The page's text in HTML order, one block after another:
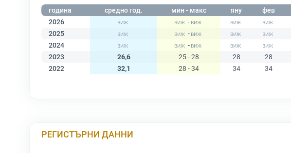
година средно год. мин - макс яну фев
2026
-
2025
-
2024
-
2023
26,6 25 - 28 28 28
2022
32,1 28 - 34 34 34
РЕГИСТЪРНИ ДАННИ